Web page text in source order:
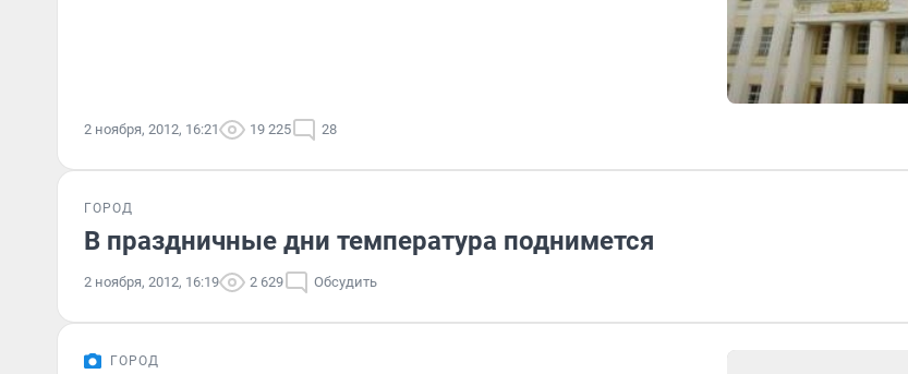
2 ноября, 2012, 16:21 19 225 28
ГОРОД
В праздничные дни температура поднимется
2 ноября, 2012, 16:19 2 629 Обсудить
ГОРОД